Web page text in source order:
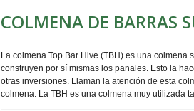
COLMENA DE BARRAS
La colmena Top Bar Hive (TBH) es una
construyen por sí mismas los panales. Esto la
otras inversiones. Llaman la atención de esta
colmena. La TBH es una colmena muy utilizada